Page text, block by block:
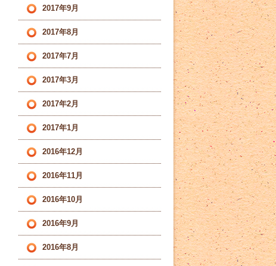
2017年9月
2017年8月
2017年7月
2017年3月
2017年2月
2017年1月
2016年12月
2016年11月
2016年10月
2016年9月
2016年8月